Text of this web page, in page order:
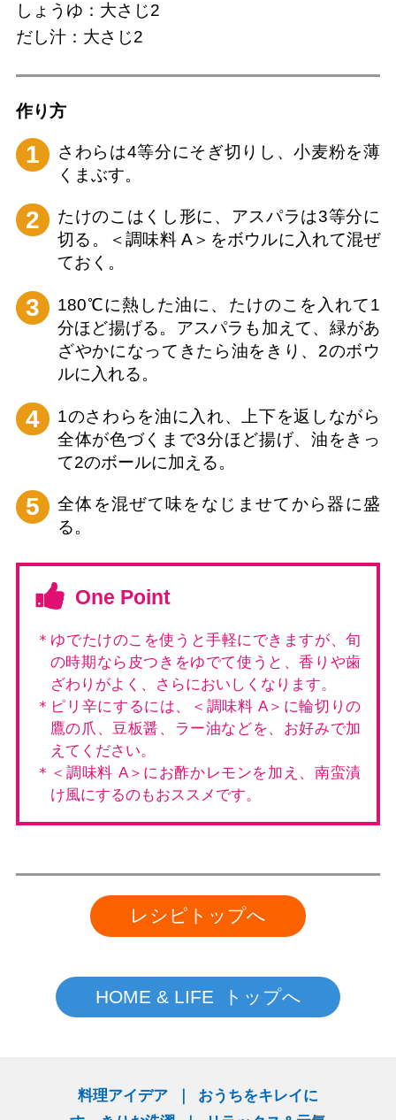
しょうゆ：大さじ2
だし汁：大さじ2
作り⽅
1
さわらは4等分にそぎ切りし、小麦粉を薄
くまぶす。
2
たけのこはくし形に、アスパラは3等分に
切る。＜調味料 A＞をボウルに入れて混ぜ
ておく。
3
180℃に熱した油に、たけのこを入れて1
分ほど揚げる。アスパラも加えて、緑があ
ざやかになってきたら油をきり、2のボウ
ルに入れる。
4
1のさわらを油に入れ、上下を返しながら
全体が色づくまで3分ほど揚げ、油をきっ
て2のボールに加える。
5
全体を混ぜて味をなじませてから器に盛
る。
One Point
＊ゆでたけのこを使うと手軽にできますが、旬
の時期なら皮つきをゆでて使うと、香りや歯
ざわりがよく、さらにおいしくなります。
＊ピリ辛にするには、＜調味料 A＞に輪切りの
鷹の爪、豆板醤、ラー油などを、お好みで加
えてください。
＊＜調味料 A＞にお酢かレモンを加え、南蛮漬
け風にするのもおススメです。
レシピトップへ
HOME & LIFE トップへ
料理アイデア
おうちをキレイに